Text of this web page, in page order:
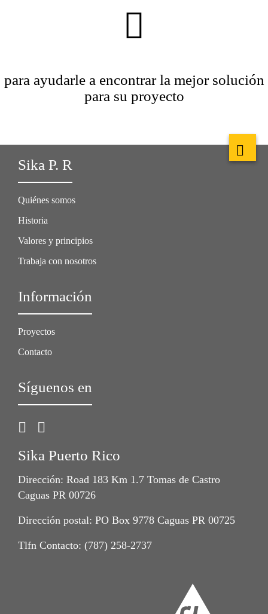
para ayudarle a encontrar la mejor solución
para su proyecto
Sika P. R
Quiénes somos
Historia
Valores y principios
Trabaja con nosotros
Información
Proyectos
Contacto
Síguenos en
Sika Puerto Rico
Dirección: Road 183 Km 1.7 Tomas de Castro
Caguas PR 00726
Dirección postal: PO Box 9778 Caguas PR 00725
Tlfn Contacto: (787) 258-2737